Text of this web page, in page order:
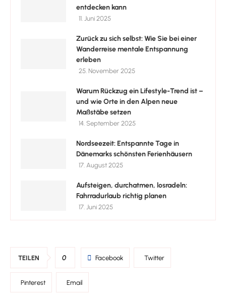
entdecken kann
11. Juni 2025
Zurück zu sich selbst: Wie Sie bei einer
Wanderreise mentale Entspannung
erleben
25. November 2025
Warum Rückzug ein Lifestyle-Trend ist –
und wie Orte in den Alpen neue
Maßstäbe setzen
14. September 2025
Nordseezeit: Entspannte Tage in
Dänemarks schönsten Ferienhäusern
17. August 2025
Aufsteigen, durchatmen, losradeln:
Fahrradurlaub richtig planen
17. Juni 2025
TEILEN 0 Facebook Twitter
Pinterest Email